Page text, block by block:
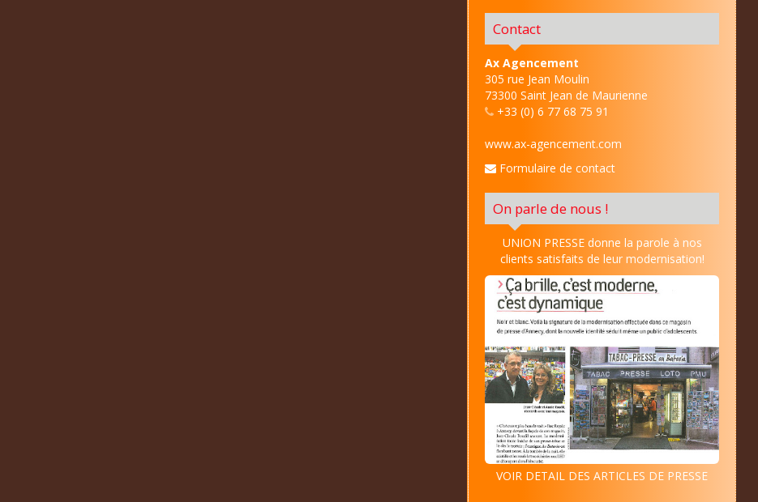
Contact
Ax Agencement
305 rue Jean Moulin
73300 Saint Jean de Maurienne
+33 (0) 6 77 68 75 91
www.ax-agencement.com
Formulaire de contact
On parle de nous !
UNION PRESSE donne la parole à nos
clients satisfaits de leur modernisation!
VOIR DETAIL DES ARTICLES DE PRESSE